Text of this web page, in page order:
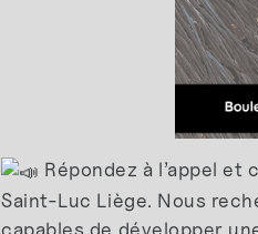
Répondez à l’appel
Saint-Luc Liège. Nous
capables de développer